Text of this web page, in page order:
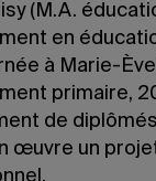
(M.A.
en
à Marie-
primaire,
de
œuvre un